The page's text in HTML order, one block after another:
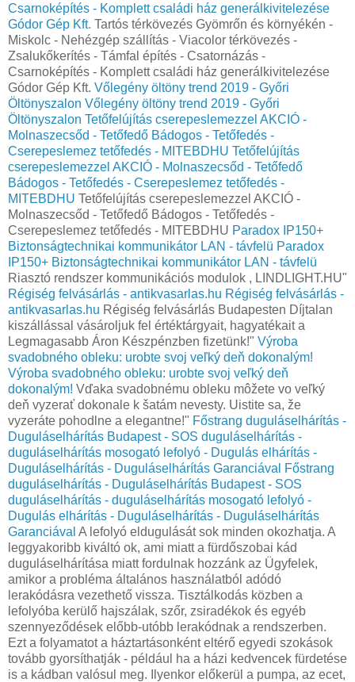
Csarnoképítés - Komplett családi ház generálkivitelezése
Gódor Gép Kft. Tartós térkövezés Gyömrőn és környékén -
Miskolc - Nehézgép szállítás - Viacolor térkövezés -
Zsalukőkerítés - Támfal építés - Csatornázás -
Csarnoképítés - Komplett családi ház generálkivitelezése
Gódor Gép Kft. Vőlegény öltöny trend 2019 - Győri
Öltönyszalon Vőlegény öltöny trend 2019 - Győri
Öltönyszalon Tetőfelújítás cserepeslemezzel AKCIÓ -
Molnaszecsőd - Tetőfedő Bádogos - Tetőfedés -
Cserepeslemez tetőfedés - MITEBDHU Tetőfelújítás
cserepeslemezzel AKCIÓ - Molnaszecsőd - Tetőfedő
Bádogos - Tetőfedés - Cserepeslemez tetőfedés -
MITEBDHU Tetőfelújítás cserepeslemezzel AKCIÓ -
Molnaszecsőd - Tetőfedő Bádogos - Tetőfedés -
Cserepeslemez tetőfedés - MITEBDHU Paradox IP150+
Biztonságtechnikai kommunikátor LAN - távfelü Paradox
IP150+ Biztonságtechnikai kommunikátor LAN - távfelü
Riasztó rendszer kommunikációs modulok , LINDLIGHT.HU"
Régiség felvásárlás - antikvasarlas.hu Régiség felvásárlás -
antikvasarlas.hu Régiség felvásárlás Budapesten Díjtalan
kiszállással vásároljuk fel értéktárgyait, hagyatékait a
Legmagasabb Áron Készpénzben fizetünk!" Výroba
svadobného obleku: urobte svoj veľký deň dokonalým!
Výroba svadobného obleku: urobte svoj veľký deň
dokonalým! Vďaka svadobnému obleku môžete vo veľký
deň vyzerať dokonale k šatám nevesty. Uistite sa, že
vyzeráte pohodlne a elegantne!" Főstrang duguláselhárítás -
Duguláselhárítás Budapest - SOS duguláselhárítás -
duguláselhárítás mosogató lefolyó - Dugulás elhárítás -
Duguláselhárítás - Duguláselhárítás Garanciával
Főstrang
duguláselhárítás - Duguláselhárítás Budapest - SOS
duguláselhárítás - duguláselhárítás mosogató lefolyó -
Dugulás elhárítás - Duguláselhárítás - Duguláselhárítás
Garanciával A lefolyó eldugulását sok minden okozhatja. A
leggyakoribb kiváltó ok, ami miatt a fürdőszobai kád
duguláselhárítása miatt fordulnak hozzánk az Ügyfelek,
amikor a probléma általános használatból adódó
lerakódásra vezethető vissza. Tisztálkodás közben a
lefolyóba kerülő hajszálak, szőr, zsiradékok és egyéb
szennyeződések előbb-utóbb lerakódnak a rendszerben.
Ezt a folyamatot a háztartásonként eltérő egyedi szokások
tovább gyorsíthatják - például ha a házi kedvencek fürdetése
is a kádban valósul meg. Ilyenkor előkerül a pumpa, az ecet,